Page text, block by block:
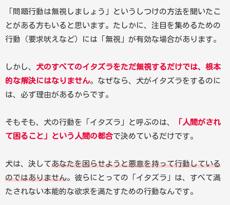
「問題行動は無視しましょう」というしつけの方法を聞いたこ
とがある方もいると思います。たしかに、注目を集めるための
行動（要求吠えなど）には「無視」が有効な場合があります。
しかし、 犬のすべてのイタズラをただ無視するだけでは、根本
的な解決にはなりません。なぜなら、犬がイタズラをするのに
は、必ず理由があるからです。
そもそも、犬の行動を「イタズラ」と呼ぶのは、
「人間がされ
て困ること」という人間の都合で決めているだけです。
犬は、決してあなたを困らせようと悪意を持って行動している
のではありません。彼らにとっての「イタズラ」は、すべて満
たされない本能的な欲求を満たすための行動なんです。